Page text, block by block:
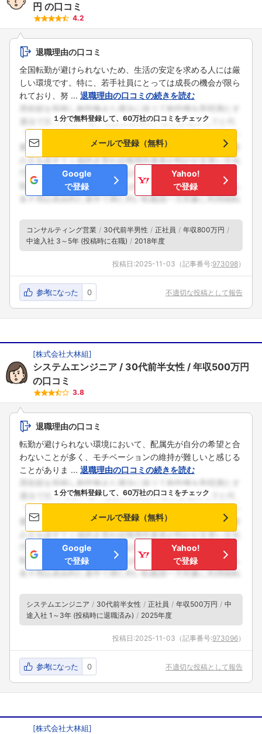
円 の口コミ
4.2
退職理由の口コミ
全国転勤が避けられないため、生活の安定を求める人には厳
しい環境です。特に、若手社員にとっては成長の機会が限ら
れており、努 ... 退職理由の口コミの続きを読む
１分で無料登録して、60万社の口コミをチェック
メールで登録（無料）
Google
で登録
Yahoo!
で登録
コンサルティング営業 30代前半男性 正社員
年収800万円
中途入社 3～5年 (投稿時に在職)
2018年度
投稿日:2025-11-03 （記事番号:973098）
参考になった 0 不適切な投稿として報告
[株式会社大林組]
システムエンジニア 30代前半女性
年収500万円
の口コミ
3.8
退職理由の口コミ
転勤が避けられない環境において、配属先が自分の希望と合
わないことが多く、モチベーションの維持が難しいと感じる
ことがありま ... 退職理由の口コミの続きを読む
１分で無料登録して、60万社の口コミをチェック
メールで登録（無料）
Google
で登録
Yahoo!
で登録
システムエンジニア 30代前半女性 正社員 年収500万円
中
途入社 1～3年 (投稿時に退職済み)
2025年度
投稿日:2025-11-03 （記事番号:973096）
参考になった 0 不適切な投稿として報告
[株式会社大林組]